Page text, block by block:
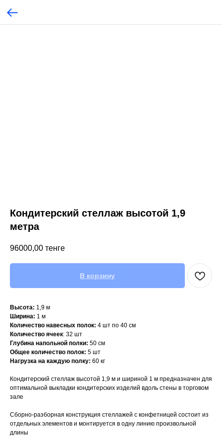
Кондитерский стеллаж высотой 1,9
метра
96000,00 тенге
В корзину
Высота: 1,9 м
Ширина: 1 м
Количество навесных полок: 4 шт по 40 см
Количество ячеек: 32 шт
Глубина напольной полки: 50 см
Общее количество полок: 5 шт
Нагрузка на каждую полку: 60 кг
Кондитерский стеллаж высотой 1,9 м и шириной 1 м предназначен для
оптимальной выкладки кондитерских изделий вдоль стены в торговом
зале
Сборно-разборная конструкция стеллажей с конфетницей состоит из
отдельных элементов и монтируется в одну линию произвольной
длины